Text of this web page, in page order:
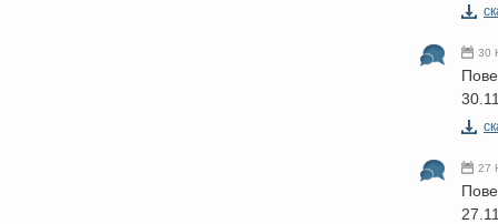
30
27